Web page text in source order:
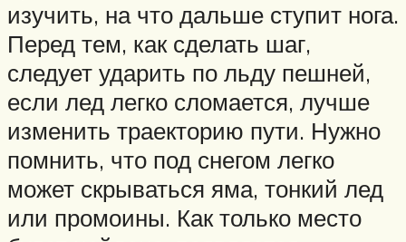
изучить, на что дальше ступит нога.
Перед тем, как сделать шаг,
следует ударить по льду пешней,
если лед легко сломается, лучше
изменить траекторию пути. Нужно
помнить, что под снегом легко
может скрываться яма, тонкий лед
или промоины. Как только место